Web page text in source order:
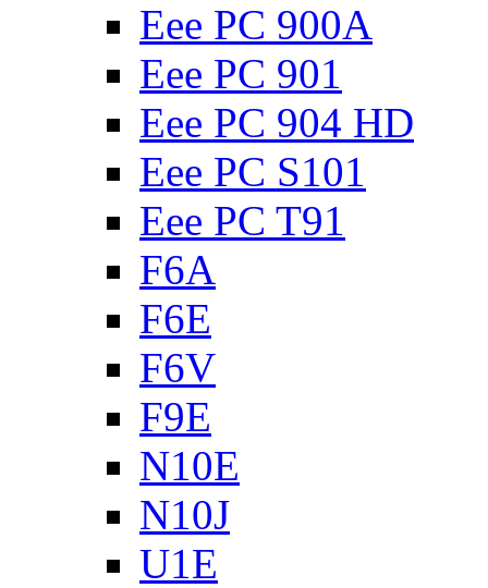
Eee PC 900A
Eee PC 901
Eee PC 904 HD
Eee PC S101
Eee PC T91
F6A
F6E
F6V
F9E
N10E
N10J
U1E